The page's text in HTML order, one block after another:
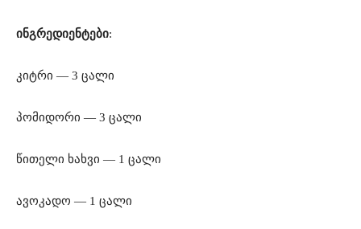
ინგრედიენტები:
კიტრი — 3 ცალი
პომიდორი — 3 ცალი
წითელი ხახვი — 1 ცალი
ავოკადო — 1 ცალი